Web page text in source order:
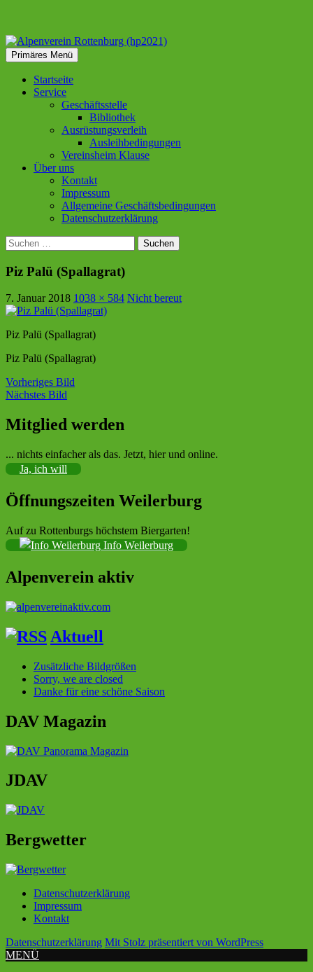
Alpenverein Rottenburg
(hp2021)
Suchen
Primäres Menü
Inhalt
Startseite
Service
Geschäftsstelle
Bibliothek
Ausrüstungsverleih
Ausleihbedingungen
Vereinsheim Klause
Über uns
Kontakt
Impressum
Allgemeine Geschäftsbedingungen
Datenschutzerklärung
Suchen
nach:
Piz Palü (Spallagrat)
7. Januar 2018 1038 × 584 Nicht bereut
Piz Palü (Spallagrat)
Piz Palü (Spallagrat)
Vorheriges Bild
Nächstes Bild
Sektion im Deutschen Alpenverein (DAV)
Mitglied werden
... nichts einfacher als das. Jetzt, hier und online.
Ja, ich will
Öffnungszeiten Weilerburg
Auf zu Rottenburgs höchstem Biergarten!
Info Weilerburg
Alpenverein aktiv
Aktuell
Zusätzliche Bildgrößen
Sorry, we are closed
Danke für eine schöne Saison
DAV Magazin
JDAV
Bergwetter
Datenschutzerklärung
Impressum
Kontakt
Datenschutzerklärung Mit Stolz präsentiert von WordPress
MENÜ